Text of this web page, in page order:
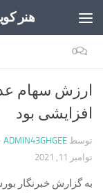
هنر
0
ارزش سهام
افزایشی بود
توسط ADMIN43GHGEE
نوامبر 11, 2021
به گزارش خبرنگار